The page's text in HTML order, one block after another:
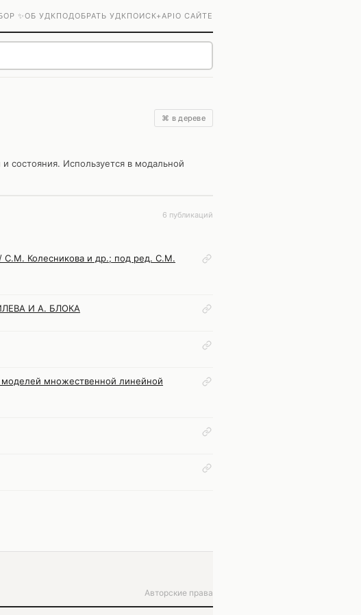
✨ОБ УДКПОДОБРАТЬ УДКПОИСК+APIО САЙТЕ
⌘ в дереве
состояния. Используется в модальной
6 публикаций
Колесникова и др.; под ред. С.М.
И А. БЛОКА
моделей множественной линейной
Авторские права